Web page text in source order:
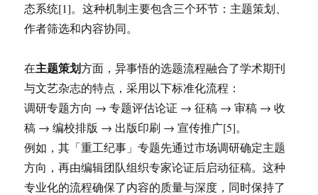
态系统[1]。这种机制主要包含三个环节：主题策划、
作者筛选和内容协同。
在主题策划方面，异事悟的选题流程融合了学术期刊
与文艺杂志的特点，采用以下标准化流程：
调研专题方向 → 专题评估论证 → 征稿 → 审稿 → 收
稿 → 编校排版 → 出版印刷 → 宣传推广[5]。
例如，其「重工纪事」专题先通过市场调研确定主题
方向，再由编辑团队组织专家论证后启动征稿。这种
专业化的流程确保了内容的质量与深度，同时保持了